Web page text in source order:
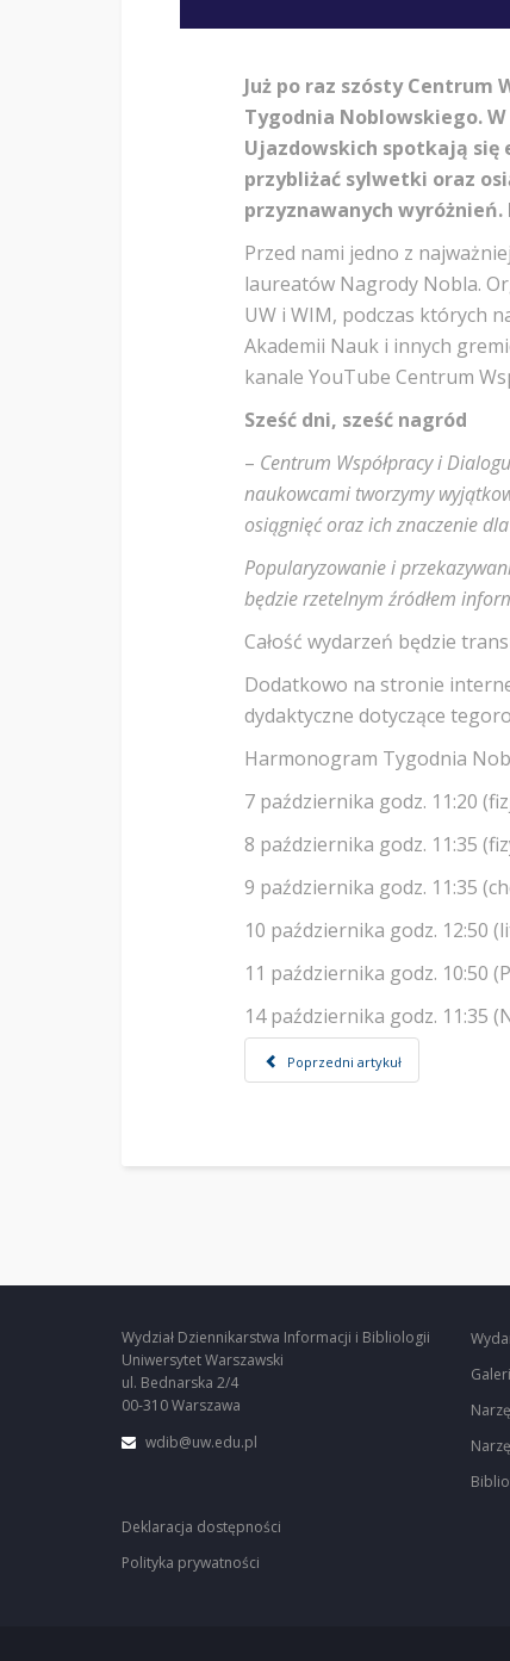
Już po raz szósty
Tygodnia Noblowskiego.
Ujazdowskich spotkają się
przybliżać sylwetki oraz
przyznawanych
Przed nami jedno z
laureatów Nagrody Nobla.
UW i WIM, podczas których
Akademii Nauk i innych
kanale YouTube Centrum
Sześć dni, sześć nagród
– Centrum Współpracy i
naukowcami tworzymy
osiągnięć oraz ich znaczenie dla
Popularyzowanie i
będzie rzetelnym źródłem
Całość wydarzeń będzie
Dodatkowo na stronie
dydaktyczne dotyczące
Harmonogram Tygodnia
7 października godz. 11:20
8 października godz. 11:35
9 października godz. 11:35
10 października godz. 12:50
11 października godz. 10:50
14 października godz. 11:35
Poprzedni artykuł
Wydział Dziennikarstwa Informacji i Bibliologii
Uniwersytet Warszawski
ul. Bednarska 2/4
00-310 Warszawa
wdib@uw.edu.pl
Deklaracja dostępności
Polityka prywatności